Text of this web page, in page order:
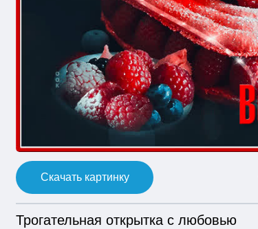
Скачать картинку
Трогательная открытка с любовью